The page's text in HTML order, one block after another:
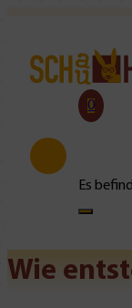
0
Es
Wie